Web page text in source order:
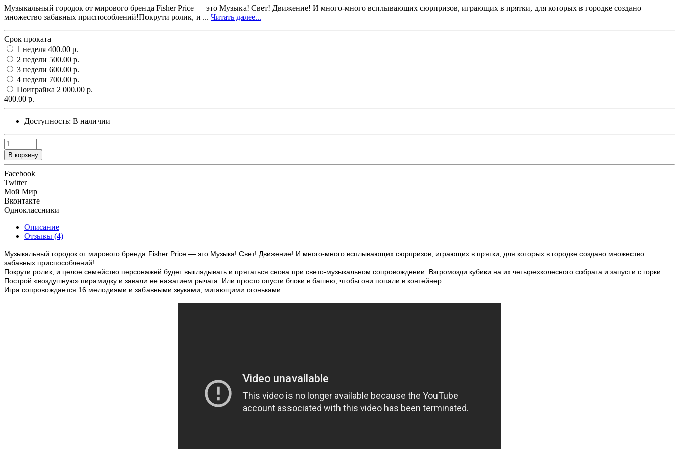
Музыкальный городок от мирового бренда Fisher Price — это Музыка! Свет! Движение! И много-много всплывающих сюрпризов, играющих в прятки, для которых в городке создано
множество забавных приспособлений!Покрути ролик, и ... Читать далее...
Срок проката
1 неделя 400.00 р.
2 недели 500.00 р.
3 недели 600.00 р.
4 недели 700.00 р.
Поиграйка 2 000.00 р.
400.00 р.
Доступность: В наличии
В корзину
Facebook
Twitter
Мой Мир
Вконтакте
Одноклассники
Описание
Отзывы (4)
Музыкальный городок от мирового бренда Fisher Price — это Музыка! Свет! Движение! И много-много всплывающих сюрпризов, играющих в прятки, для которых в городке создано множество
забавных приспособлений!
Покрути ролик, и целое семейство персонажей будет выглядывать и прятаться снова при свето-музыкальном сопровождении. Взгромозди кубики на их четырехколесного собрата и запусти с горки.
Построй «воздушную» пирамидку и завали ее нажатием рычага. Или просто опусти блоки в башню, чтобы они попали в контейнер.
Игра сопровождается 16 мелодиями и забавными звуками, мигающими огоньками.